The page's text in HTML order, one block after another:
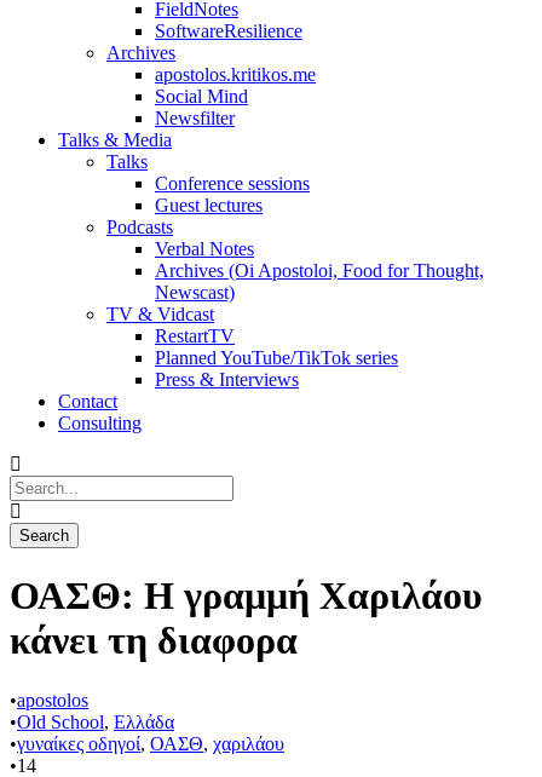
FieldNotes
SoftwareResilience
Archives
apostolos.kritikos.me
Social Mind
Newsfilter
Talks & Media
Talks
Conference sessions
Guest lectures
Podcasts
Verbal Notes
Archives (Oi Apostoloi, Food for Thought,
Newscast)
TV & Vidcast
RestartTV
Planned YouTube/TikTok series
Press & Interviews
Contact
Consulting
ΟΑΣΘ: Η γραμμή Χαριλάου
κάνει τη διαφορα
•apostolos
•Old School, Ελλάδα
•γυναίκες οδηγοί, ΟΑΣΘ, χαριλάου
•14